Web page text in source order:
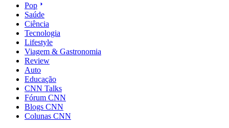
Pop
Saúde
Ciência
Tecnologia
Lifestyle
Viagem & Gastronomia
Review
Auto
Educação
CNN Talks
Fórum CNN
Blogs CNN
Colunas CNN